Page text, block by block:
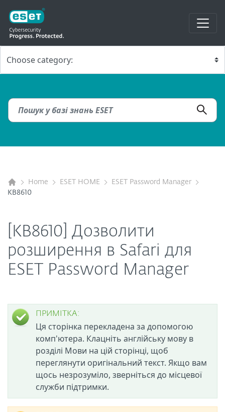
Home ESET HOME
ESET Password Manager
KB8610
[KB8610] Дозволити
розширення в Safari для
ESET Password Manager
ПРИМІТКА:
Ця сторінка перекладена за допомогою
комп'ютера. Клацніть англійську мову в
розділі Мови на цій сторінці, щоб
переглянути оригінальний текст. Якщо вам
щось незрозуміло, зверніться до місцевої
служби підтримки.